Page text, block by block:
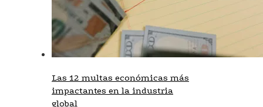
Las 12 multas económicas más
impactantes en la industria
global